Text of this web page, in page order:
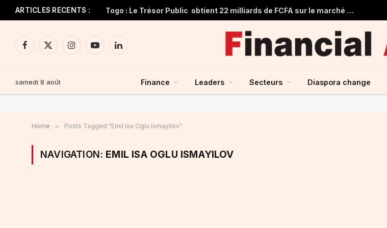
ARTICLES RECENTS : Togo : Le Trésor Public obtient 22 milliards de FCFA sur le marché financier de l’UMOA
Facebook
X
InstagramYouTubeLinkedIn
samedi 8 août Finance Leaders Secteurs Diaspora change
Home » Posts Tagged "Emil Isa Oglu Ismayilov"
NAVIGATION: EMIL ISA OGLU ISMAYILOV